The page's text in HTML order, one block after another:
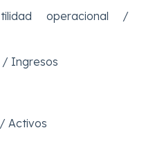
operacional /
/ Ingresos
Activos